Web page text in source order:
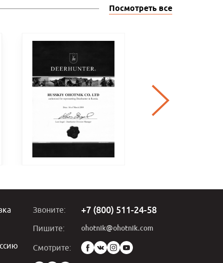
Посмотреть все
Звоните: +7 (800) 511-24-58
Пишите: ohotnik@ohotnik.com
Смотрите:
Мы
в